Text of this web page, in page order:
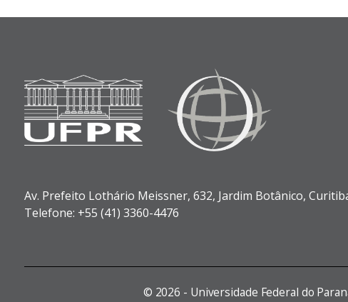
Av. Prefeito Lothário Meissner, 632, Jardim Botânico,
Telefone: +55 (41) 3360-4476
© 2026 - Universidade Federal do